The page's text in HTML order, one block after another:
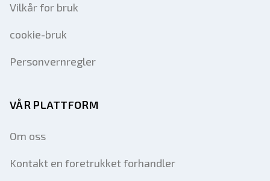
Vilkår for bruk
cookie-bruk
Personvernregler
VÅR PLATTFORM
Om oss
Kontakt en foretrukket forhandler